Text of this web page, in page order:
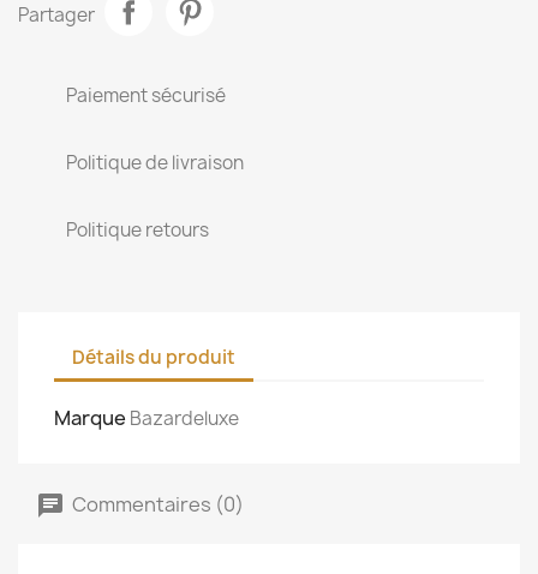
Partager
Paiement sécurisé
Politique de livraison
Politique retours
Détails du produit
Marque Bazardeluxe
Commentaires (0)